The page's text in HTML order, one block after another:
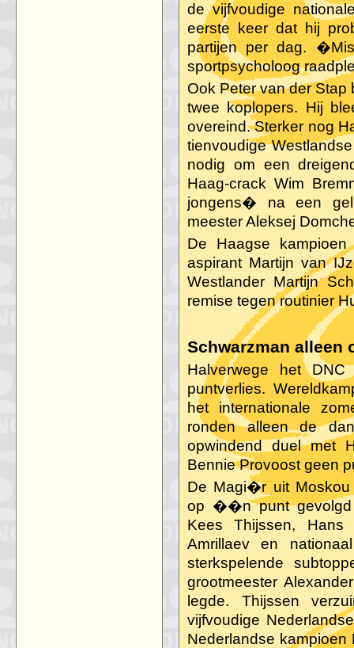
de vijfvoudige
eerste keer dat hij
partijen per dag.
sportpsycholoog
Ook Peter van der
twee koplopers. Hij
overeind. Sterker nog
tienvoudige
nodig om een
Haag-crack Wim
jongens� na een
meester Aleksej
De Haagse
aspirant Martijn van
Westlander Martijn
remise tegen routinier
Schwarzman alleen
Halverwege het
puntverlies.
het internationale
ronden alleen de
opwindend duel met
Bennie Provoost geen
De Magi�r uit Moskou
op ��n punt gevolgd
Kees Thijssen, Hans
Amrillaev en
sterkspelende
grootmeester
legde. Thijssen
vijfvoudige
Nederlandse